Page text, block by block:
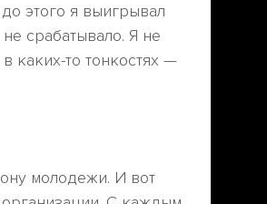
этого я выигрывал
срабатывало. Я не
каких-то тонкостях —
молодежи. И вот